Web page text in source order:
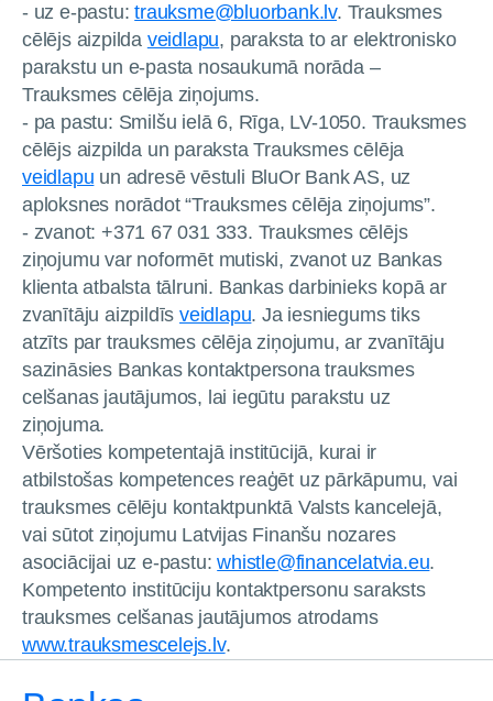
- uz e-pastu:trauksme@bluorbank.lv. Trauksmes
cēlējs aizpilda veidlapu, paraksta to ar elektronisko
parakstu un e-pasta nosaukumā norāda –
Trauksmes cēlēja ziņojums.
- pa pastu: Smilšu ielā 6, Rīga, LV-1050. Trauksmes
cēlējs aizpilda un paraksta Trauksmes cēlēja
veidlapu un adresē vēstuli BluOr Bank AS, uz
aploksnes norādot “Trauksmes cēlēja ziņojums”.
- zvanot: +371 67 031 333. Trauksmes cēlējs
ziņojumu var noformēt mutiski, zvanot uz Bankas
klienta atbalsta tālruni. Bankas darbinieks kopā ar
zvanītāju aizpildīsveidlapu. Ja iesniegums tiks
atzīts par trauksmes cēlēja ziņojumu, ar zvanītāju
sazināsies Bankas kontaktpersona trauksmes
celšanas jautājumos, lai iegūtu parakstu uz
ziņojuma.
Vēršoties kompetentajā institūcijā, kurai ir
atbilstošas kompetences reaģēt uz pārkāpumu, vai
trauksmes cēlēju kontaktpunktā Valsts kancelejā,
vai sūtot ziņojumu Latvijas Finanšu nozares
asociācijai uz e-pastu:whistle@financelatvia.eu.
Kompetento institūciju kontaktpersonu saraksts
trauksmes celšanas jautājumos atrodams
www.trauksmescelejs.lv.